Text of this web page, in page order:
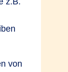
spart,
des
einzahlen.
von